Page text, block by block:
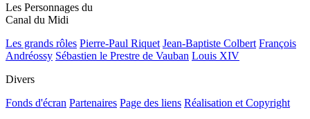
Les Personnages du
Canal du Midi
Les grands rôles Pierre-Paul Riquet Jean-Baptiste Colbert François
Andréossy Sébastien le Prestre de Vauban Louis XIV
Divers
Fonds d'écran Partenaires Page des liens Réalisation et Copyright